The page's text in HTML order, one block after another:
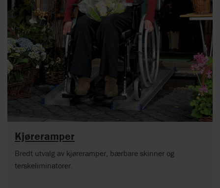
Kjøreramper
Bredt utvalg av kjøreramper, bærbare skinner og
terskeliminatorer.